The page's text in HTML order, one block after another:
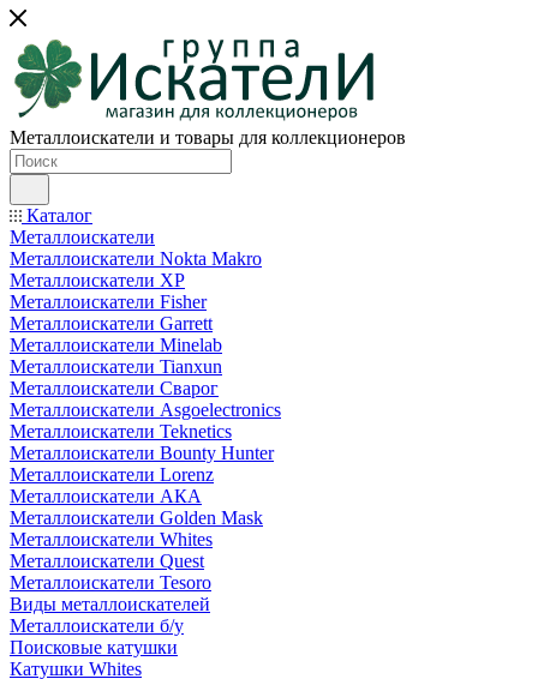
Металлоискатели и товары для коллекционеров
Каталог
Металлоискатели
Металлоискатели Nokta Makro
Металлоискатели XP
Металлоискатели Fisher
Металлоискатели Garrett
Металлоискатели Minelab
Металлоискатели Tianxun
Металлоискатели Сварог
Металлоискатели Asgoelectronics
Металлоискатели Teknetics
Металлоискатели Bounty Hunter
Металлоискатели Lorenz
Металлоискатели АКА
Металлоискатели Golden Mask
Металлоискатели Whites
Металлоискатели Quest
Металлоискатели Tesoro
Виды металлоискателей
Металлоискатели б/у
Поисковые катушки
Катушки Whites